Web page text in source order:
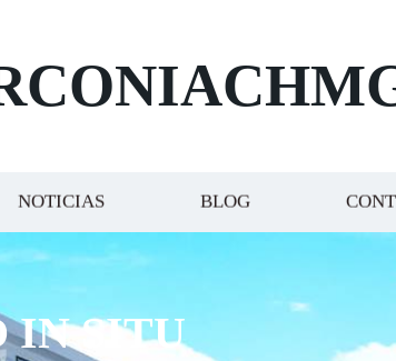
NOTICIAS BLOG
IN SITU